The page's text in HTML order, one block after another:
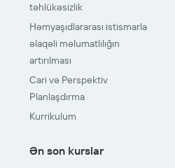
təhlükəsizlik
Həmyaşıdlararası istismarla
əlaqəli məlumatlılığın
artırılması
Cari və Perspektiv
Planlaşdırma
Kurrikulum
Ən son kurslar